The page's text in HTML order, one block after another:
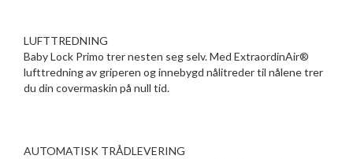
LUFTTREDNING
Baby Lock Primo trer nesten seg selv. Med ExtraordinAir®
lufttredning av griperen og innebygd nålitreder til nålene trer
du din covermaskin på null tid.
AUTOMATISK TRÅDLEVERING